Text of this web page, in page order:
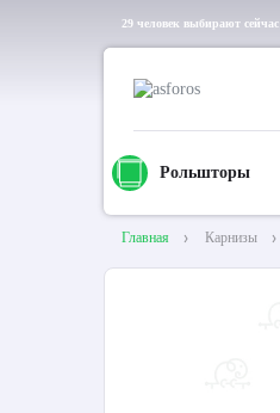
29 человек выбирают сейчас
Рольшторы
Главная Карнизы